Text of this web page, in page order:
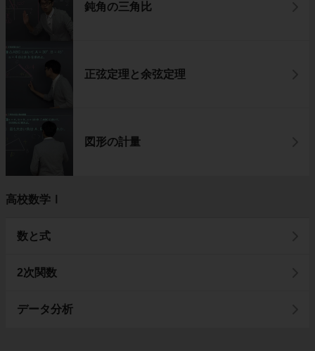
鈍角の三角比
正弦定理と余弦定理
図形の計量
高校数学Ⅰ
数と式
2次関数
データ分析